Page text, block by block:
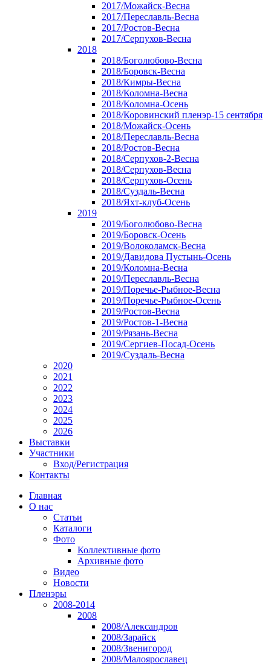
2017/Можайск-Весна
2017/Переславль-Весна
2017/Ростов-Весна
2017/Серпухов-Весна
2018
2018/Боголюбово-Весна
2018/Боровск-Весна
2018/Кимры-Весна
2018/Коломна-Весна
2018/Коломна-Осень
2018/Коровинский пленэр-15 сентября
2018/Можайск-Осень
2018/Переславль-Весна
2018/Ростов-Весна
2018/Серпухов-2-Весна
2018/Серпухов-Весна
2018/Серпухов-Осень
2018/Суздаль-Весна
2018/Яхт-клуб-Осень
2019
2019/Боголюбово-Весна
2019/Боровск-Осень
2019/Волоколамск-Весна
2019/Давидова Пустынь-Осень
2019/Коломна-Весна
2019/Переславль-Весна
2019/Поречье-Рыбное-Весна
2019/Поречье-Рыбное-Осень
2019/Ростов-Весна
2019/Ростов-1-Весна
2019/Рязань-Весна
2019/Сергиев-Посад-Осень
2019/Суздаль-Весна
2020
2021
2022
2023
2024
2025
2026
Выставки
Участники
Вход/Регистрация
Контакты
Главная
О нас
Статьи
Каталоги
Фото
Коллективные фото
Архивные фото
Видео
Новости
Пленэры
2008-2014
2008
2008/Александров
2008/Зарайск
2008/Звенигород
2008/Малоярославец